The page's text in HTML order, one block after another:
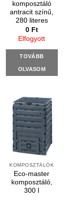
komposztáló
antracit színű,
280 literes
0 Ft
Elfogyott
TOVÁBB
OLVASOM
KOMPOSZTÁLÓK
Eco-master
komposztáló,
300 l